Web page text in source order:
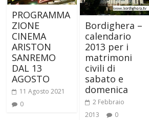
PROGRAMMA
ZIONE
CINEMA
ARISTON
SANREMO
DAL 13
AGOSTO
11 Agosto 2021
0
Bordighera –
calendario
2013 per i
matrimoni
civili di
sabato e
domenica
2 Febbraio
2013
0